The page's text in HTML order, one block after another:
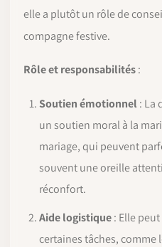
elle a plutôt un rôle de
compagne festive.
Rôle et responsabilités:
Soutien émotionnel : La
un soutien moral à la
mariage, qui peuvent
souvent une oreille
réconfort.
Aide logistique: Elle
certaines tâches, comme